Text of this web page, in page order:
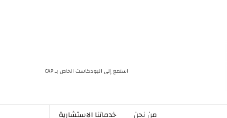
استمع إلى البودكاست الخاص بـ CAP
من نحن خدماتنا الاستشارية